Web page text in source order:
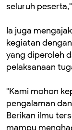
seluruh
Ia juga
kegiatan
yang diperoleh
pelaksanaan
"Kami mohon
pengalaman
Berikan ilmu
mampu